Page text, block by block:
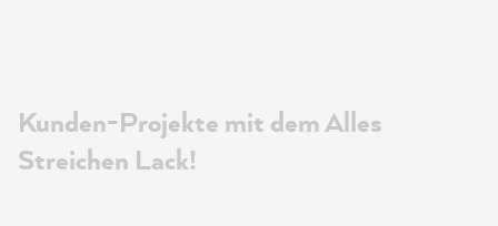
Kunden-Projekte mit dem Alles
Streichen Lack!